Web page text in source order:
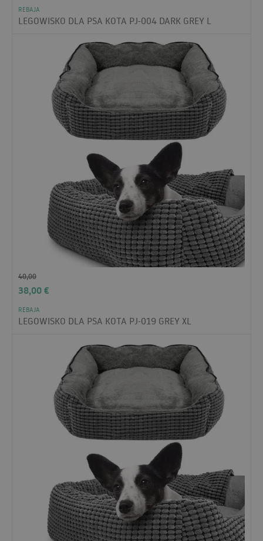
REBAJA
LEGOWISKO DLA PSA KOTA PJ-004 DARK GREY L
40,00
38,00€
REBAJA
LEGOWISKO DLA PSA KOTA PJ-019 GREY XL